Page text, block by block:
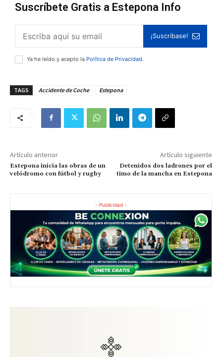
Suscríbete Gratis a Estepona Info
¡Suscríbase!
Ya he leído y acepto la Política de Privacidad.
TAGS Accidente de Coche Estepona
Artículo anterior
Estepona inicia las obras de un
velódromo con fútbol y rugby
Artículo siguiente
Detenidos dos ladrones por el
timo de la mancha en Estepona
- Publicidad -